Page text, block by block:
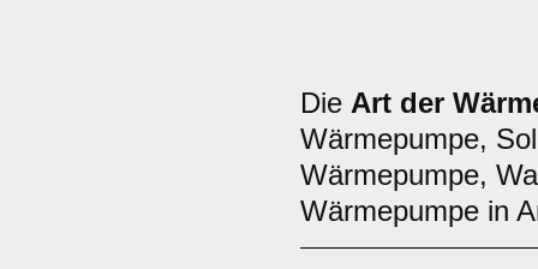
Die Art der
Wärmepumpe,
Wärmepumpe,
Wärmepumpe in